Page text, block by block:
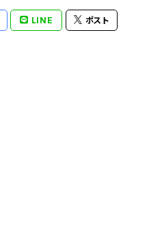
LINE ポスト